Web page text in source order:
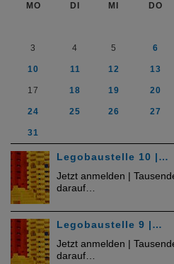
MO DI MI DO
3 4 5 6
10 11 12 13
17 18 19 20
24 25 26 27
31
Legobaustelle 10 |…
Jetzt anmelden |
darauf…
Legobaustelle 9 |…
Jetzt anmelden |
darauf…